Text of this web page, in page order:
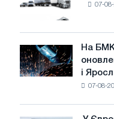
цілей
декарбонізації
нових
вантажівок
у
липні
07-
На
БМК
виробили
На БМК
і
07-08-